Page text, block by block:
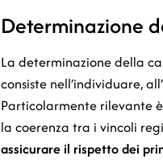
Determinazione
La determinazione della
consiste nell’individuare,
Particolarmente rilevante
la coerenza tra i vincoli
assicurare il rispetto dei